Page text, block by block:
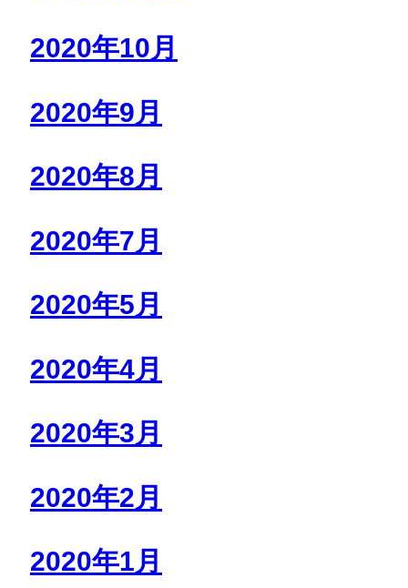
2020年10月
2020年9月
2020年8月
2020年7月
2020年5月
2020年4月
2020年3月
2020年2月
2020年1月